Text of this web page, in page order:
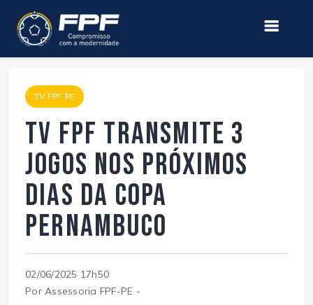
TV FPF PE
TV FPF transmite 3
jogos nos próximos
dias da Copa
Pernambuco
02/06/2025 17h50
Por Assessoria FPF-PE -